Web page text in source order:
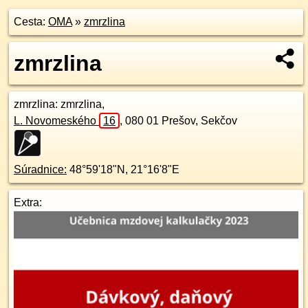
Cesta: OMA» zmrzlina
zmrzlina
zmrzlina: zmrzlina,
L. Novomeského
16 , 080 01 Prešov, Sekčov
Súradnice: 48°59'18"N , 21°16'8"E
Extra: